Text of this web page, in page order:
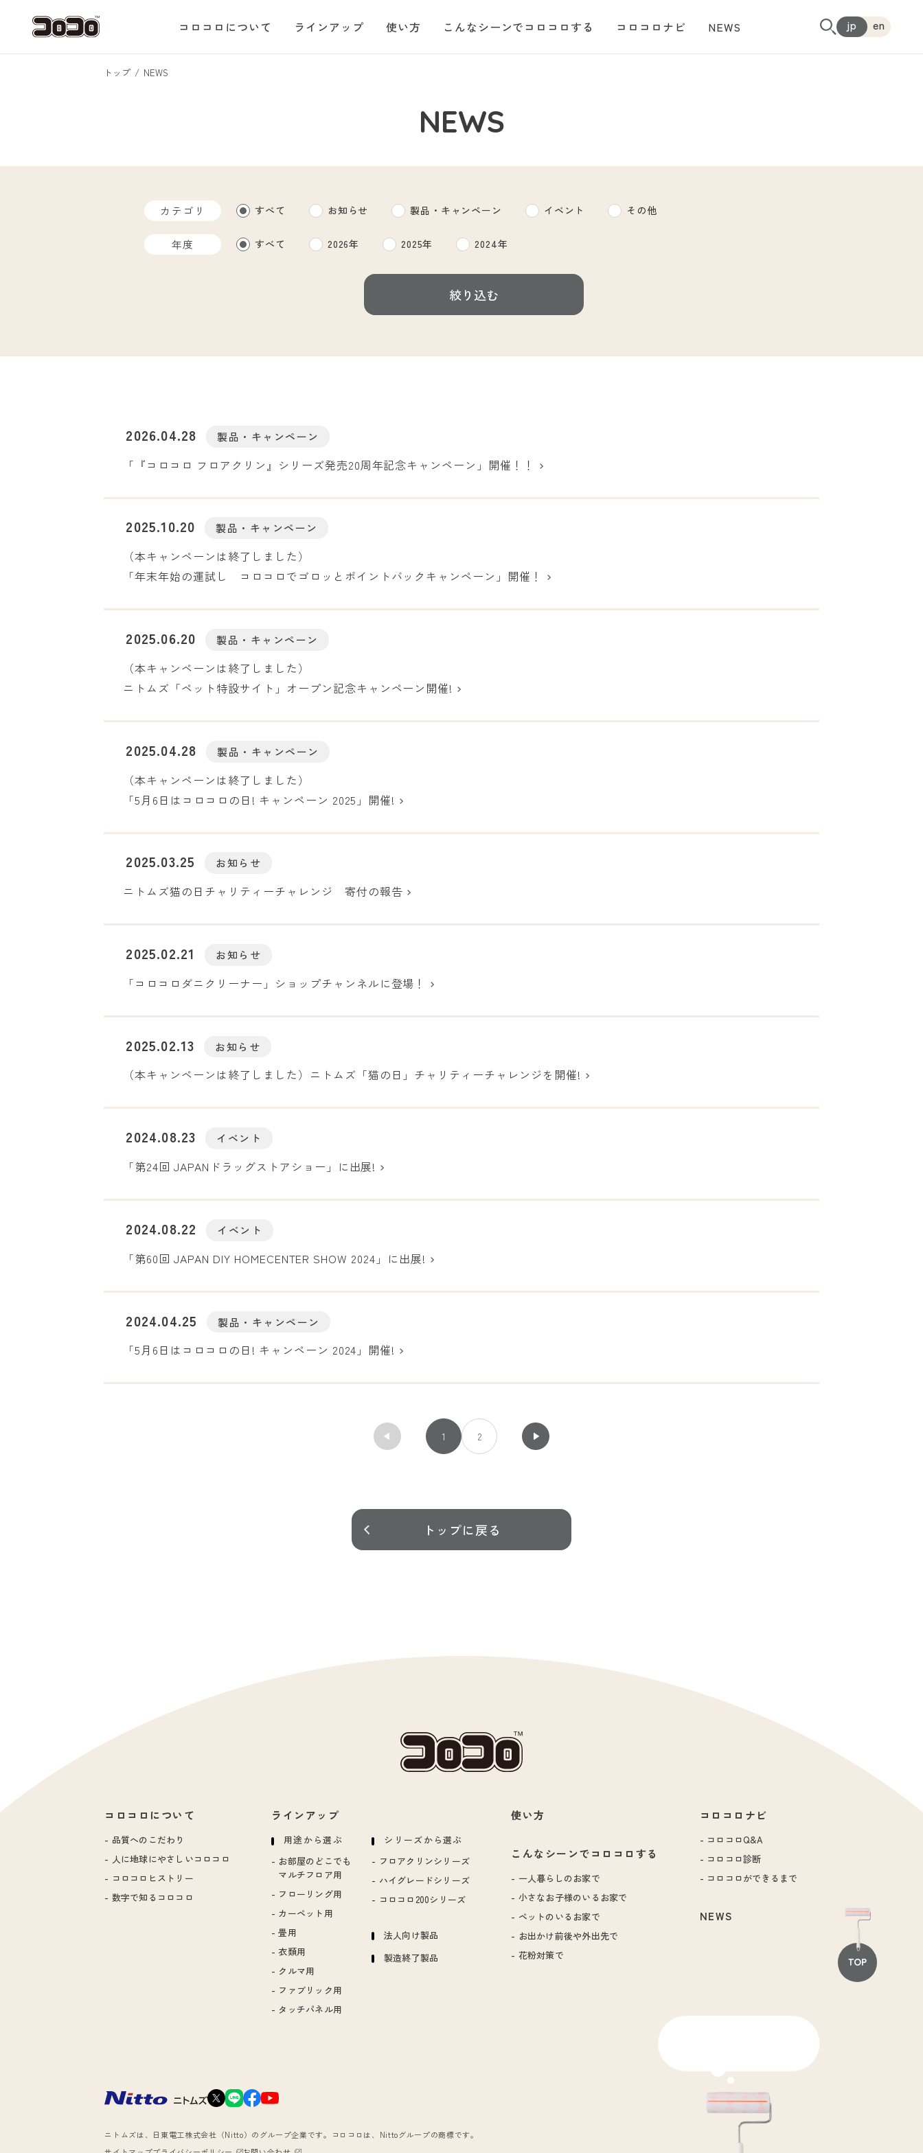
コロコロについて ラインアップ 使い方 こんなシーンでコロコロする コロコロナビ NEWS jp en
トップ NEWS
NEWS
カテゴリ すべて お知らせ 製品・キャンペーン イベント その他
年度 すべて 2026年 2025年 2024年
絞り込む
2026.04.28 製品・キャンペーン
「『コロコロ フロアクリン』シリーズ発売20周年記念キャンペーン」開催！！
2025.10.20 製品・キャンペーン
（本キャンペーンは終了しました）
「年末年始の運試し コロコロでゴロッとポイントバックキャンペーン」開催！
2025.06.20 製品・キャンペーン
（本キャンペーンは終了しました）
ニトムズ「ペット特設サイト」オープン記念キャンペーン開催!
2025.04.28 製品・キャンペーン
（本キャンペーンは終了しました）
「5月6日はコロコロの日! キャンペーン 2025」開催!
2025.03.25 お知らせ
ニトムズ猫の日チャリティーチャレンジ 寄付の報告
2025.02.21 お知らせ
「コロコロダニクリーナー」ショップチャンネルに登場！
2025.02.13 お知らせ
（本キャンペーンは終了しました）ニトムズ「猫の日」チャリティーチャレンジを開催!
2024.08.23 イベント
「第24回 JAPANドラッグストアショー」に出展!
2024.08.22 イベント
「第60回 JAPAN DIY HOMECENTER SHOW 2024」に出展!
2024.04.25 製品・キャンペーン
「5月6日はコロコロの日! キャンペーン 2024」開催!
1 2
トップに戻る
TOP
コロコロについて
品質へのこだわり
人に地球にやさしいコロコロ
コロコロヒストリー
数字で知るコロコロ
ラインアップ
用途から選ぶ
お部屋のどこでも
マルチフロア用
フローリング用
カーペット用
畳用
衣類用
クルマ用
ファブリック用
タッチパネル用
シリーズから選ぶ
フロアクリンシリーズ
ハイグレードシリーズ
コロコロ200シリーズ
法人向け製品
製造終了製品
使い方
こんなシーンでコロコロする
一人暮らしのお家で
小さなお子様のいるお家で
ペットのいるお家で
お出かけ前後や外出先で
花粉対策で
コロコロナビ
コロコロQ&A
コロコロ診断
コロコロができるまで
NEWS
ニトムズは、日東電工株式会社（Nitto）のグループ企業です。
コロコロは、Nittoグループの商標です。